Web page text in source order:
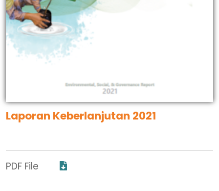
Laporan Keberlanjutan 2021
PDF File